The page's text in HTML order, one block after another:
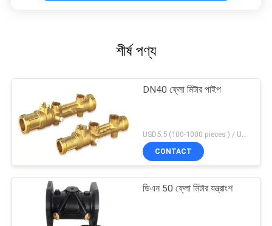
শীর্ষ পণ্য
DN40 ফ্লো মিটার পাইপ
USD5.5 (100-1000 pieces ) / USD4.95 (>1000 pieces) MOQ:100 টুকরা
CONTACT
ডিএন 50 ফ্লো মিটার যন্ত্রাংশ